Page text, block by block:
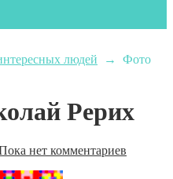
людей → Фото
Рерих
нет комментариев